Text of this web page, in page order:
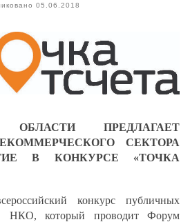
05.06.2018
ОБЛАСТИ ПРЕДЛАГАЕТ
СЕКТОРА
В КОНКУРСЕ «ТОЧКА
конкурс публичных
НКО, который проводит Форум